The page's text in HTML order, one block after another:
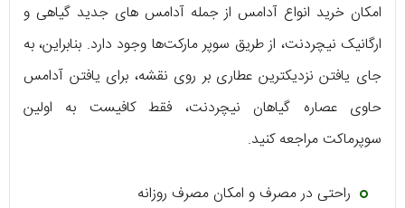
امکان خرید انواع آدامس از جمله آدامس های جدید گیاهی و
ارگانیک نیچردنت، از طریق سوپر مارکت‌ها وجود دارد. بنابراین، به
جای یافتن نزدیکترین عطاری بر روی نقشه، برای یافتن آدامس
حاوی عصاره گیاهان نیچردنت، فقط کافیست به اولین
سوپرماکت مراجعه کنید.
راحتی در مصرف و امکان مصرف روزانه